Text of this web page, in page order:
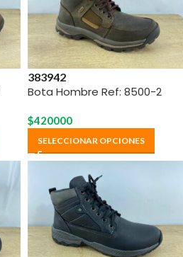
383942
Bota Hombre Ref: 8500-2
$420000
SELECCIONAR OPCIONES